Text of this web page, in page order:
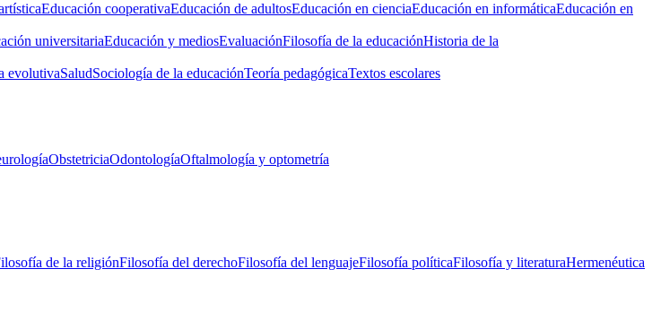
Educación cooperativaEducación de adultosEducación en cienciaEducación en informáticaEducación en
universitariaEducación y mediosEvaluaciónFilosofía de la educaciónHistoria de la
evolutivaSaludSociología de la educaciónTeoría pedagógicaTextos escolares
ObstetriciaOdontologíaOftalmología y optometría
de la religiónFilosofía del derechoFilosofía del lenguajeFilosofía políticaFilosofía y literaturaHermenéutica